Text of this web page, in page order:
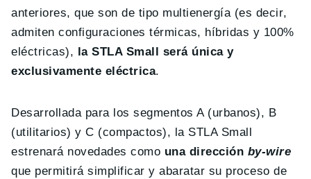
anteriores, que son de tipo multienergía (es decir,
admiten configuraciones térmicas, híbridas y 100%
eléctricas),
la STLA Small será única y
exclusivamente eléctrica.
Desarrollada para los segmentos A (urbanos), B
(utilitarios) y C (compactos), la STLA Small
estrenará novedades como una dirección by-wire
que permitirá simplificar y abaratar su proceso de